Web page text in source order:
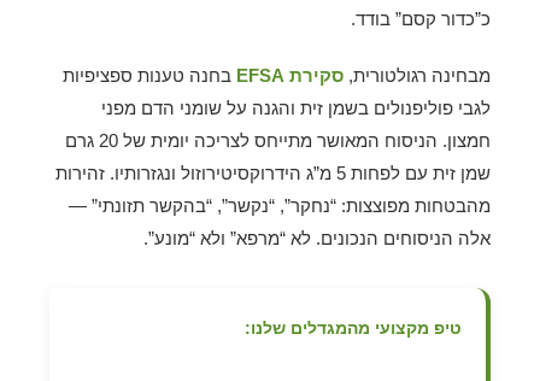
כ”כדור קסם” בודד.
מבחינה רגולטורית, סקירת EFSA
בחנה טענות ספציפיות
לגבי פוליפנולים בשמן זית והגנה על שומני הדם מפני
חמצון. הניסוח המאושר מתייחס לצריכה יומית של 20 גרם
שמן זית עם לפחות 5 מ”ג הידרוקסיטירוזול ונגזרותיו. זהירות
מהבטחות מפוצצות: “נחקר”, “נקשר”, “בהקשר תזונתי” —
אלה הניסוחים הנכונים. לא “מרפא” ולא “מונע”.
טיפ מקצועי מהמגדלים שלנו: